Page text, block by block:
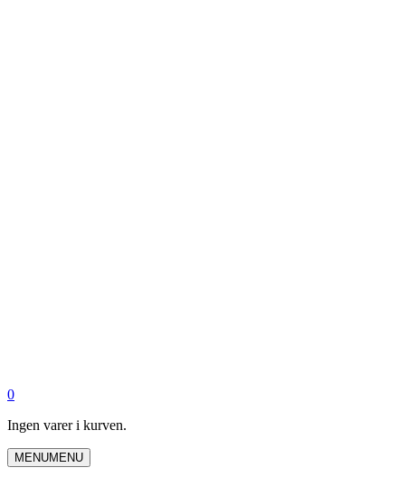
0
Ingen varer i kurven.
MENUMENU